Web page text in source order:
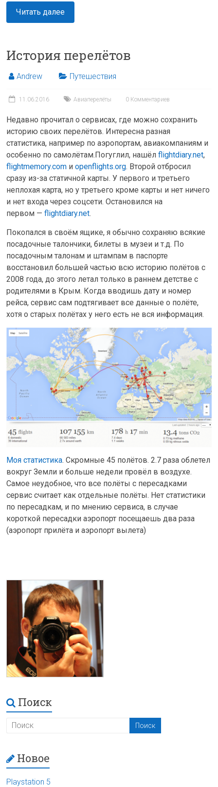
Читать далее
История перелётов
Andrew Путешествия
11.06.2016 Авиаперелёты 0 Комментариев
Недавно прочитал о сервисах, где можно сохранить
историю своих перелётов. Интересна разная
статистика, например по аэропортам, авиакомпаниям и
особенно по самолётам.Погуглил, нашёлflightdiary.net,
flightmemory.com иopenflights.org. Второй отбросил
сразу из-за статичной карты. У первого и третьего
неплохая карта, но у третьего кроме карты и нет ничего
и нет входа через соцсети. Остановился на
первом —flightdiary.net.
Покопался в своём ящике, я обычно сохраняю всякие
посадочные талончики, билеты в музеи и т.д. По
посадочным талонам и штампам в паспорте
восстановил большей частью всю историю полётов с
2008 года, до этого летал только в раннем детстве с
родителями в Крым. Когда вводишь дату и номер
рейса, сервис сам подтягивает все данные о полёте,
хотя о старых полётах у него есть не вся информация.
Моя статистика. Скромные 45 полётов. 2.7 раза облетел
вокруг Земли и больше недели провёл в воздухе.
Самое неудобное, что все полёты с пересадками
сервис считает как отдельные полёты. Нет статистики
по пересадкам, и по мнению сервиса, в случае
короткой пересадки аэропорт посещаешь два раза
(аэропорт прилёта и аэропорт вылета)
Поиск
Новое
Playstation 5